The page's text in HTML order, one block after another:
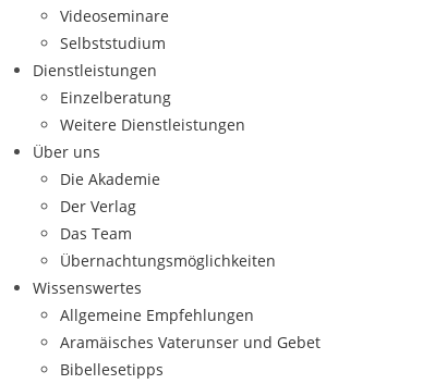
Videoseminare
Selbststudium
Dienstleistungen
Einzelberatung
Weitere Dienstleistungen
Über uns
Die Akademie
Der Verlag
Das Team
Übernachtungsmöglichkeiten
Wissenswertes
Allgemeine Empfehlungen
Aramäisches Vaterunser und Gebet
Bibellesetipps